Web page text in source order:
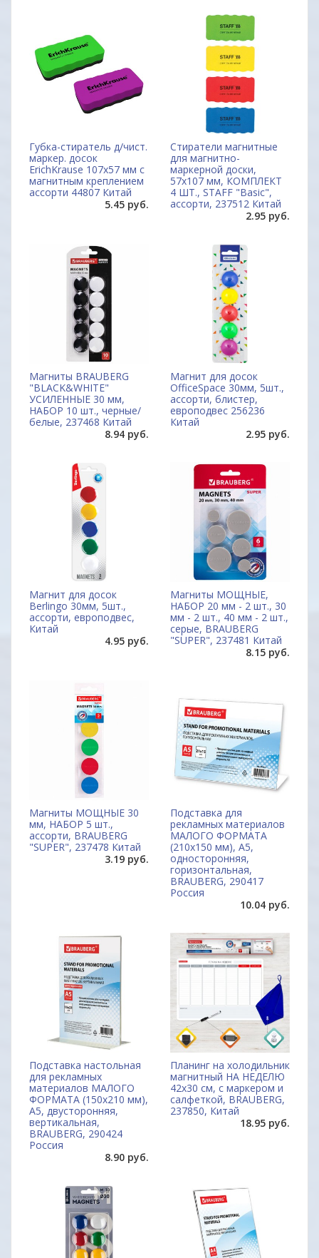
Губка-стиратель д/чист.
маркер. досок
ErichKrause 107х57 мм с
магнитным креплением
ассорти 44807 Китай
5.45 руб.
Стиратели магнитные
для магнитно-
маркерной доски,
57х107 мм, КОМПЛЕКТ
4 ШТ., STAFF "Basic",
ассорти, 237512 Китай
2.95 руб.
Магниты BRAUBERG
"BLACK&WHITE"
УСИЛЕННЫЕ 30 мм,
НАБОР 10 шт., черные/
белые, 237468 Китай
8.94 руб.
Магнит для досок
OfficeSpace 30мм, 5шт.,
ассорти, блистер,
европодвес 256236
Китай
2.95 руб.
Магнит для досок
Berlingo 30мм, 5шт.,
ассорти, европодвес,
Китай
4.95 руб.
Магниты МОЩНЫЕ,
НАБОР 20 мм - 2 шт., 30
мм - 2 шт., 40 мм - 2 шт.,
серые, BRAUBERG
"SUPER", 237481 Китай
8.15 руб.
Магниты МОЩНЫЕ 30
мм, НАБОР 5 шт.,
ассорти, BRAUBERG
"SUPER", 237478 Китай
3.19 руб.
Подставка для
рекламных материалов
МАЛОГО ФОРМАТА
(210х150 мм), А5,
односторонняя,
горизонтальная,
BRAUBERG, 290417
Россия
10.04 руб.
Подставка настольная
для рекламных
материалов МАЛОГО
ФОРМАТА (150х210 мм),
А5, двусторонняя,
вертикальная,
BRAUBERG, 290424
Россия
8.90 руб.
Планинг на холодильник
магнитный НА НЕДЕЛЮ
42х30 см, с маркером и
салфеткой, BRAUBERG,
237850, Китай
18.95 руб.